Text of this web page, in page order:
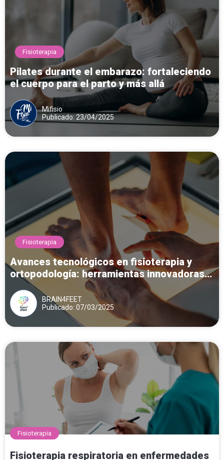
Fisioterapia
Pilates durante el embarazo: fortaleciendo
el cuerpo para el parto y más allá
Mifisio
Publicado: 23/04/2025
Fisioterapia
Avances tecnológicos en fisioterapia y
ortopodología: herramientas innovadoras
para el diagnóstico y tratamiento del pie
BRAIN4FEET
Publicado: 07/03/2025
Fisioterapia
Fisioterapia respiratoria en enfermedades